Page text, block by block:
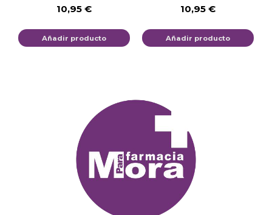
10,95 €
Añadir producto
10,95 €
Añadir producto